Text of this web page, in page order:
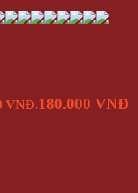
VNĐ.180.000 VNĐ